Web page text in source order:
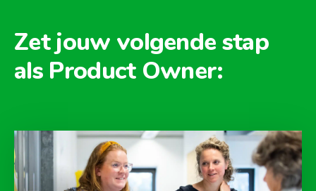
Zet jouw volgende stap
als Product Owner: